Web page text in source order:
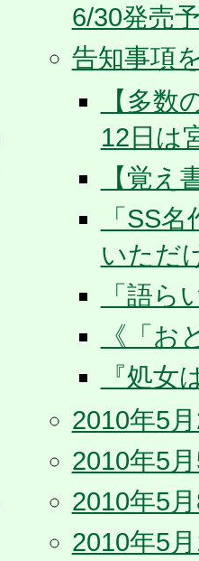
6/30発売
告知事項
【多
12日は
【覚え
「SS
いただ
「語
《「お
『処女
2010年5
2010年5
2010年5
2010年5